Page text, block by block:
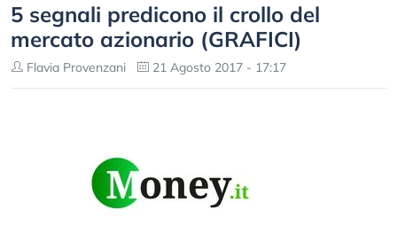
5 segnali predicono il crollo del
mercato azionario (GRAFICI)
Flavia Provenzani 21 Agosto 2017 - 17:17